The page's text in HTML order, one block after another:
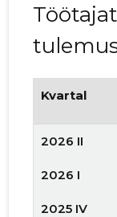
Kvartal
2026 II
2026 I
2025 IV